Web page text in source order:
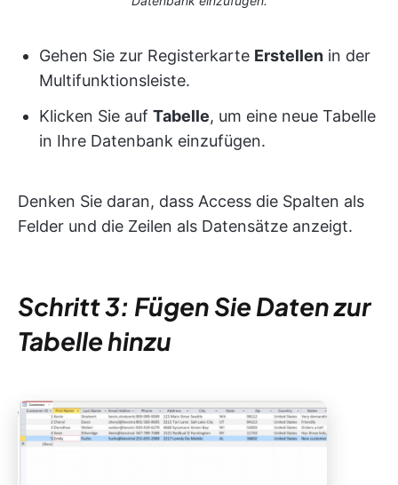
Gehen Sie zur Registerkarte Erstellen in der
Multifunktionsleiste.
Klicken Sie auf Tabelle, um eine neue Tabelle
in Ihre Datenbank einzufügen.
Denken Sie daran, dass Access die Spalten als
Felder und die Zeilen als Datensätze anzeigt.
Schritt 3: Fügen Sie Daten zur
Tabelle hinzu